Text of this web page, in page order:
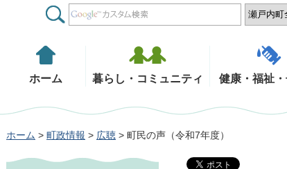
ホーム 暮らし・コミュニティ 健康・福祉
ホーム > 町政情報 > 広聴 > 町民の声（令和7年度）